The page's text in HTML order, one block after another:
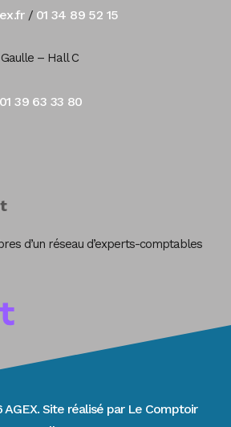
/ 01 34 89 52 15
– Hall C
01 39 63 33 80
d’un réseau d’experts-comptables
Site réalisé par Le Comptoir